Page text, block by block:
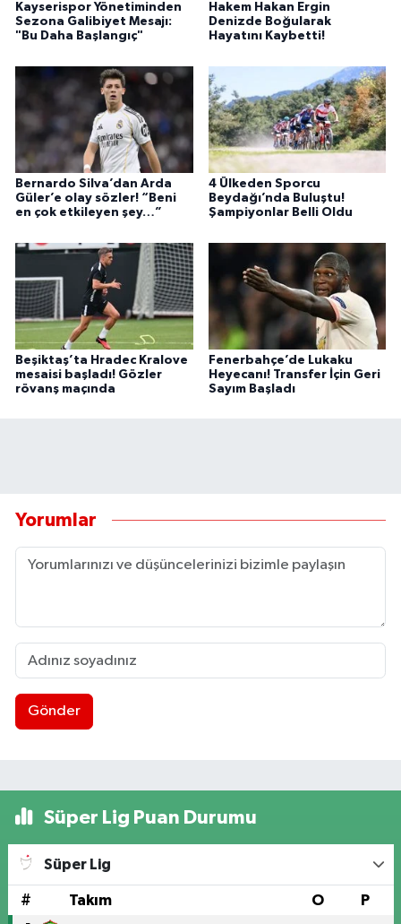
Kayserispor Yönetiminden
Sezona Galibiyet Mesajı:
"Bu Daha Başlangıç"
Hakem Hakan Ergin
Denizde Boğularak
Hayatını Kaybetti!
Bernardo Silva’dan Arda
Güler’e olay sözler! “Beni
en çok etkileyen şey…”
4 Ülkeden Sporcu
Beydağı’nda Buluştu!
Şampiyonlar Belli Oldu
Beşiktaş’ta Hradec Kralove
mesaisi başladı! Gözler
rövanş maçında
Fenerbahçe’de Lukaku
Heyecanı! Transfer İçin Geri
Sayım Başladı
Yorumlar
Gönder
Süper Lig Puan Durumu
Süper Lig
# Takım O P